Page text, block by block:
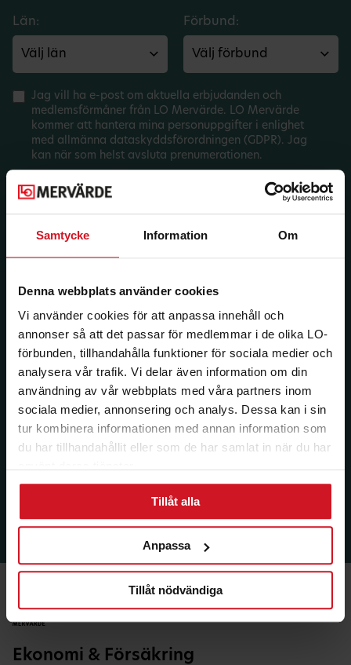
Samtycke Information Om
Denna webbplats använder cookies
Vi använder cookies för att anpassa innehåll och
annonser så att det passar för medlemmar i de olika LO-
förbunden, tillhandahålla funktioner för sociala medier och
analysera vår trafik. Vi delar även information om din
användning av vår webbplats med våra partners inom
sociala medier, annonsering och analys. Dessa kan i sin
tur kombinera informationen med annan information som
du har tillhandahållit eller som de har samlat in när du har
Tillåt alla
Anpassa
Tillåt nödvändiga
Län: Förbund:
Jag vill ha e-post om aktuella erbjudanden och
medlemsförmåner från LO Mervärde. LO Mervärde
kommer att hantera mina personuppgifter i enlighet
med allmänna dataskyddsförordningen (GDPR). Jag
kan när som helst avsluta prenumerationen.
Ekonomi & Försäkring